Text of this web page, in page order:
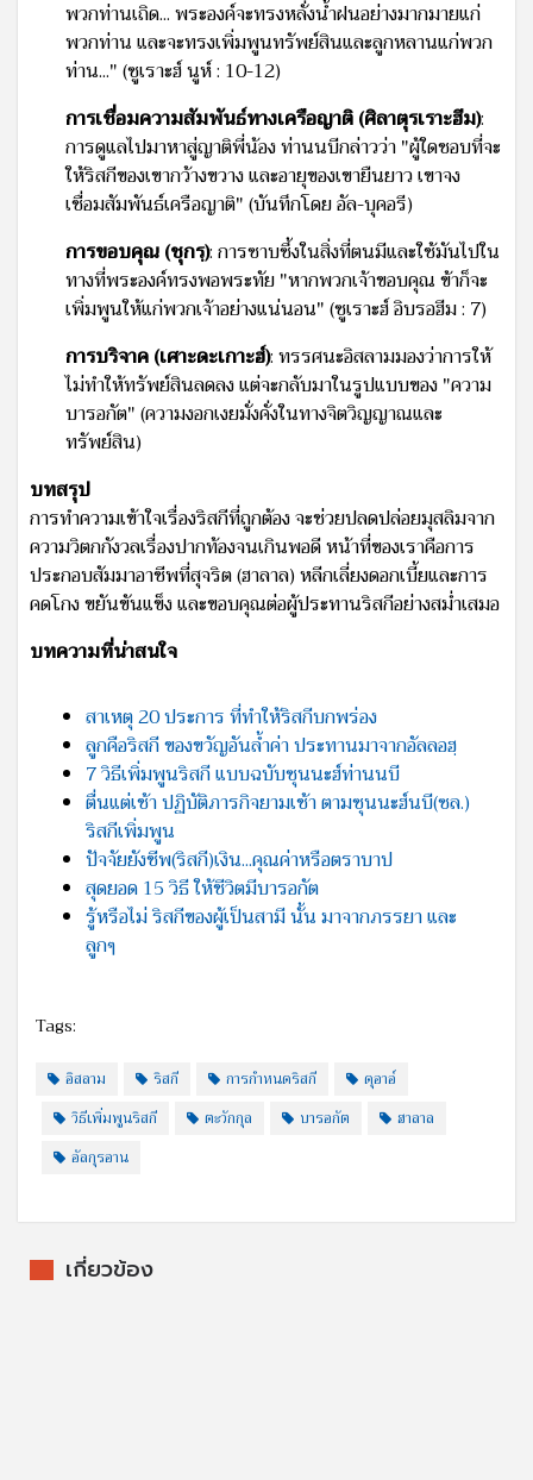
พวกท่านเถิด... พระองค์จะทรงหลั่งน้ำฝนอย่างมากมายแก่
พวกท่าน และจะทรงเพิ่มพูนทรัพย์สินและลูกหลานแก่พวก
ท่าน..." (ซูเราะฮ์ นูห์ : 10-12)
การเชื่อมความสัมพันธ์ทางเครือญาติ (ศิลาตุรเราะฮีม):
การดูแลไปมาหาสู่ญาติพี่น้อง ท่านนบีกล่าวว่า "ผู้ใดชอบที่จะ
ให้ริสกีของเขากว้างขวาง และอายุของเขายืนยาว เขาจง
เชื่อมสัมพันธ์เครือญาติ" (บันทึกโดย อัล-บุคอรี)
การขอบคุณ (ชุกรฺ): การซาบซึ้งในสิ่งที่ตนมีและใช้มันไปใน
ทางที่พระองค์ทรงพอพระทัย "หากพวกเจ้าขอบคุณ ข้าก็จะ
เพิ่มพูนให้แก่พวกเจ้าอย่างแน่นอน" (ซูเราะฮ์ อิบรอฮีม : 7)
การบริจาค (เศาะดะเกาะฮ์): ทรรศนะอิสลามมองว่าการให้
ไม่ทำให้ทรัพย์สินลดลง แต่จะกลับมาในรูปแบบของ "ความ
บารอกัต" (ความงอกเงยมั่งคั่งในทางจิตวิญญาณและ
ทรัพย์สิน)
บทสรุป
การทำความเข้าใจเรื่องริสกีที่ถูกต้อง จะช่วยปลดปล่อยมุสลิมจาก
ความวิตกกังวลเรื่องปากท้องจนเกินพอดี หน้าที่ของเราคือการ
ประกอบสัมมาอาชีพที่สุจริต (ฮาลาล) หลีกเลี่ยงดอกเบี้ยและการ
คดโกง ขยันขันแข็ง และขอบคุณต่อผู้ประทานริสกีอย่างสม่ำเสมอ
บทความที่น่าสนใจ
สาเหตุ 20 ประการ ที่ทำให้ริสกีบกพร่อง
ลูกคือริสกี ของขวัญอันล้ำค่า ประทานมาจากอัลลอฮฺ
7 วิธีเพิ่มพูนริสกี แบบฉบับซุนนะฮ์ท่านนบี
ตื่นแต่เช้า ปฏิบัติภารกิจยามเช้า ตามซุนนะฮ์นบี(ซล.)
ริสกีเพิ่มพูน
ปัจจัยยังชีพ(ริสกี)เงิน...คุณค่าหรือตราบาป
สุดยอด 15 วิธี ให้ชีวิตมีบารอกัต
รู้หรือไม่ ริสกีของผู้เป็นสามี นั้น มาจากภรรยา และ
ลูกๆ
Tags:
อิสลาม ริสกี การกำหนดริสกี
ดุอาอ์
วิธีเพิ่มพูนริสกี
ตะวักกุล บารอกัต
ฮาลาล
อัลกุรอาน
เกี่ยวข้อง